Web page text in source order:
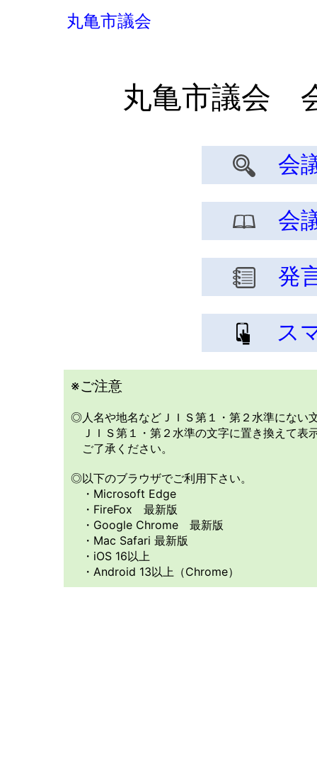
丸亀市議会
丸亀市議会
会
会議
発言
ス
※ご注意
◎人名や地名などＪＩＳ第１・第２水準にない
ＪＩＳ第１・第２水準の文字に置き換えて表
ご了承ください。
◎以下のブラウザでご利用下さい。
・Microsoft Edge
・FireFox 最新版
・Google Chrome 最新版
・Mac Safari 最新版
・iOS 16以上
・Android 13以上（Chrome）